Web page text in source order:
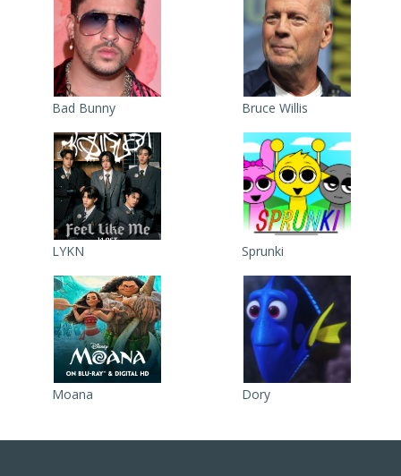
Bad Bunny Bruce Willis
LYKN Sprunki
Moana Dory